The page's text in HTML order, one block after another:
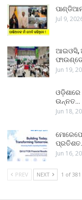
Jul 9,
ଆଇଓସି,
Jun 19,
ଉନ୍ନତ…
Jun 18,
Jun 16,
PREV NEXT 1 of 381